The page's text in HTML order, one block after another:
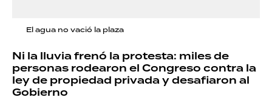
El agua no vació la plaza
Ni la lluvia frenó la protesta: miles de
personas rodearon el Congreso contra la
ley de propiedad privada y desafiaron al
Gobierno